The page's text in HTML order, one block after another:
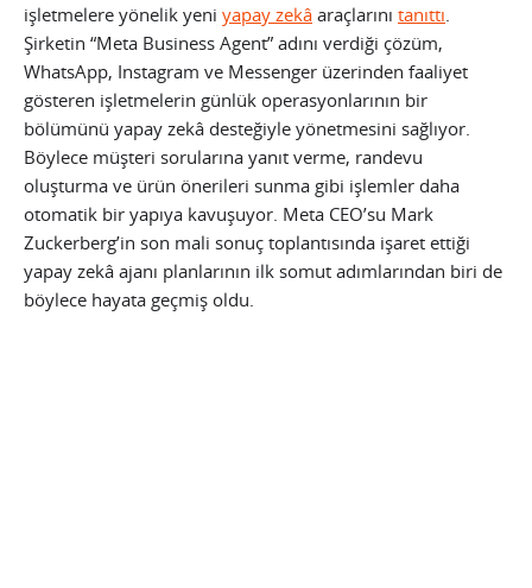
işletmelere yönelik yeni yapay zekâ araçlarını tanıttı.
Şirketin “Meta Business Agent” adını verdiği çözüm,
WhatsApp, Instagram ve Messenger üzerinden faaliyet
gösteren işletmelerin günlük operasyonlarının bir
bölümünü yapay zekâ desteğiyle yönetmesini sağlıyor.
Böylece müşteri sorularına yanıt verme, randevu
oluşturma ve ürün önerileri sunma gibi işlemler daha
otomatik bir yapıya kavuşuyor. Meta CEO’su Mark
Zuckerberg’in son mali sonuç toplantısında işaret ettiği
yapay zekâ ajanı planlarının ilk somut adımlarından biri de
böylece hayata geçmiş oldu.